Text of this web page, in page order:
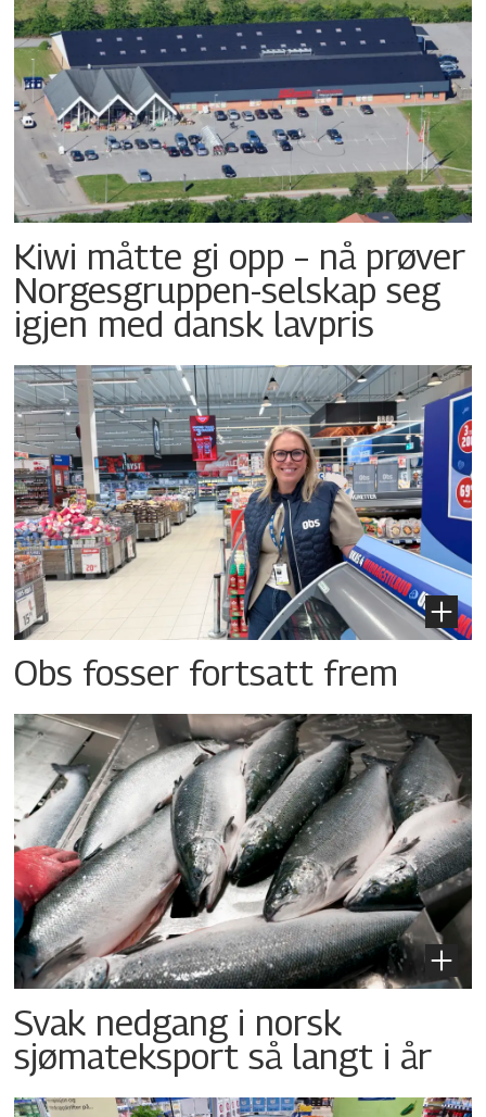
Kiwi måtte gi opp – nå prøver
Norgesgruppen-selskap seg
igjen med dansk lavpris
Obs fosser fortsatt frem
Svak nedgang i norsk
sjømateksport så langt i år